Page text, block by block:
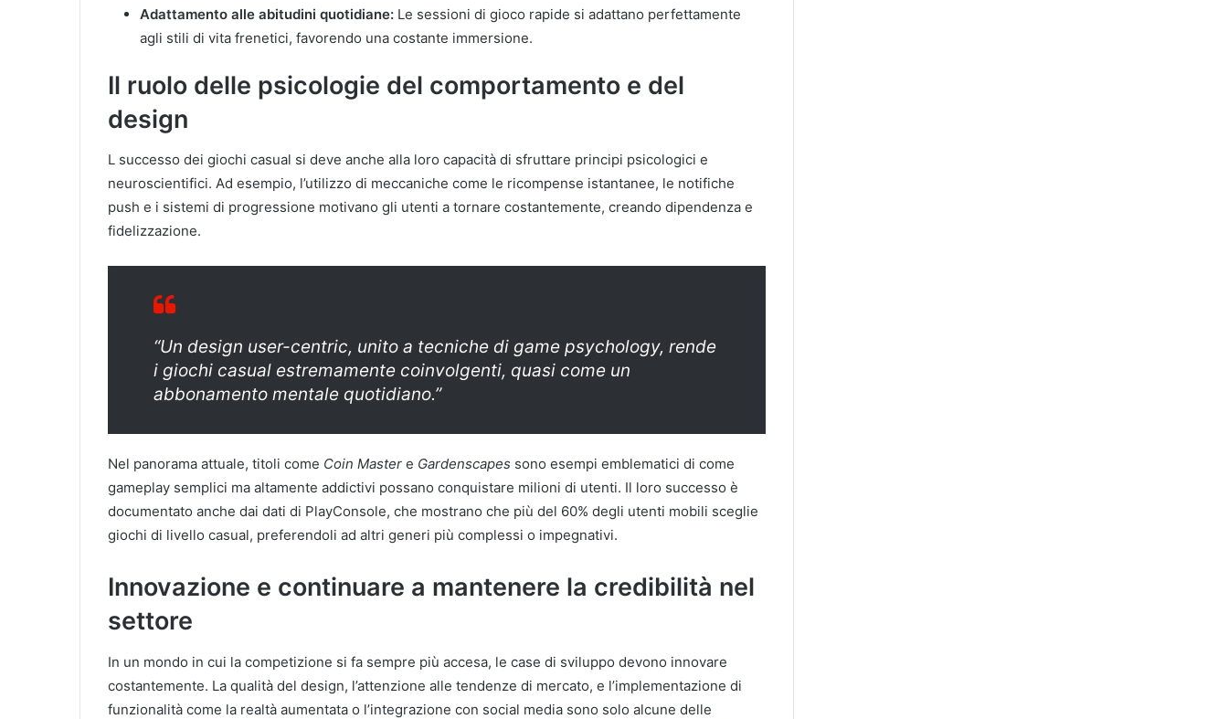
Adattamento alle abitudini quotidiane: Le sessioni di gioco rapide si adattano perfettamente
agli stili di vita frenetici, favorendo una costante immersione.
Il ruolo delle psicologie del comportamento e del
design
L successo dei giochi casual si deve anche alla loro capacità di sfruttare principi psicologici e
neuroscientifici. Ad esempio, l’utilizzo di meccaniche come le ricompense istantanee, le notifiche
push e i sistemi di progressione motivano gli utenti a tornare costantemente, creando dipendenza e
fidelizzazione.
“Un design user-centric, unito a tecniche di game psychology, rende
i giochi casual estremamente coinvolgenti, quasi come un
abbonamento mentale quotidiano.”
Nel panorama attuale, titoli come Coin Master e Gardenscapes sono esempi emblematici di come
gameplay semplici ma altamente addictivi possano conquistare milioni di utenti. Il loro successo è
documentato anche dai dati di PlayConsole, che mostrano che più del 60% degli utenti mobili sceglie
giochi di livello casual, preferendoli ad altri generi più complessi o impegnativi.
Innovazione e continuare a mantenere la credibilità nel
settore
In un mondo in cui la competizione si fa sempre più accesa, le case di sviluppo devono innovare
costantemente. La qualità del design, l’attenzione alle tendenze di mercato, e l’implementazione di
funzionalità come la realtà aumentata o l’integrazione con social media sono solo alcune delle